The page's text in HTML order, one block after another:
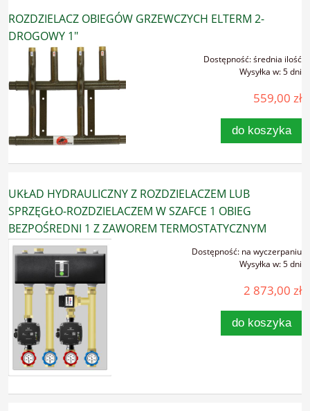
ROZDZIELACZ OBIEGÓW GRZEWCZYCH ELTERM 2-
DROGOWY 1"
Dostępność:średnia ilość
Wysyłka w:5 dni
559,00 zł
do koszyka
UKŁAD HYDRAULICZNY Z ROZDZIELACZEM LUB
SPRZĘGŁO-ROZDZIELACZEM W SZAFCE 1 OBIEG
BEZPOŚREDNI 1 Z ZAWOREM TERMOSTATYCZNYM
Dostępność: na wyczerpaniu
Wysyłka w:5 dni
2 873,00 zł
do koszyka